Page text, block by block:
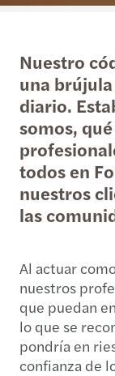
Nuestro
una
diario.
somos,
todos en
nuestros
las
Al actuar
nuestros
que puedan
lo que se
pondría en
confianza de